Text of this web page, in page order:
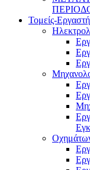
Τομείς-